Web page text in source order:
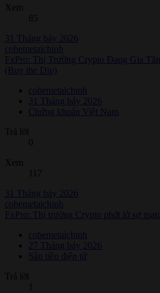
Xem
85
31 Tháng bảy 2026
cobemetaichinh
FxPro: Thị Trường Crypto Đang Gia
(Buy the Dip)
cobemetaichinh
31 Tháng bảy 2026
Chứng khoán Việt Nam
Trả lời
0
Xem
117
31 Tháng bảy 2026
cobemetaichinh
FxPro: Thị trường Crypto phớt lờ sự
cobemetaichinh
27 Tháng bảy 2026
Sàn tiền điện tử
Trả lời
1